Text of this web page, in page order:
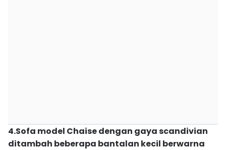
4.Sofa model Chaise dengan gaya scandivian
ditambah beberapa bantalan kecil berwarna